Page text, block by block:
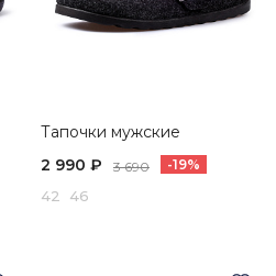
Тапочки мужские
2 990 ₽
3 690 -19%
42 46